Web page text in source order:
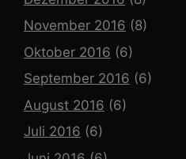
November 2016 (8)
Oktober 2016 (6)
September 2016 (6)
August 2016 (6)
Juli 2016 (6)